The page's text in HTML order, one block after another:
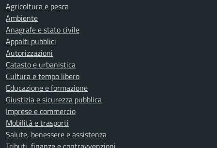
Agricoltura e pesca
Ambiente
Anagrafe e stato civile
Appalti pubblici
Autorizzazioni
Catasto e urbanistica
Cultura e tempo libero
Educazione e formazione
Giustizia e sicurezza pubblica
Imprese e commercio
Mobilità e trasporti
Salute, benessere e assistenza